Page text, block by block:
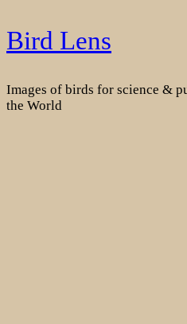
Skip
to
Bird Lens
Images of birds for science &
the World